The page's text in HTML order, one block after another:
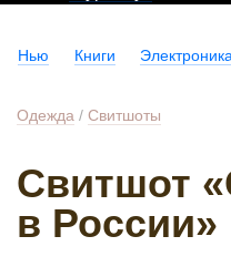
Нью Книги Электроника
Одежда / Свитшоты
Свитшот
в России»